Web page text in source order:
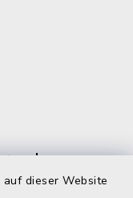
dieser Website
nach
04384 5979-